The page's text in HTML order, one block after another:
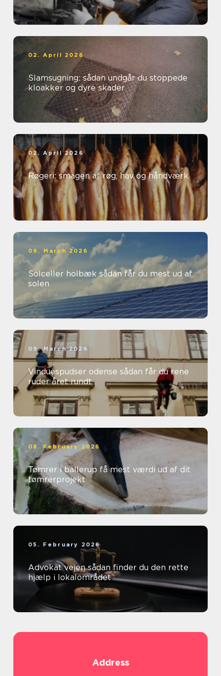
02. April 2026
Slamsugning: sådan undgår du stoppede
kloakker og dyre skader
02. April 2026
Røgeri: smagen af røg, hav og håndværk
09. March 2026
Solceller holbæk sådan får du mest ud af
solen
09. March 2026
Vinduespudser odense sådan får du rene
ruder året rundt
08. February 2026
Tømrer i ballerup få mest værdi ud af dit
tømrerprojekt
05. February 2026
Advokat vejen sådan finder du den rette
hjælp i lokalområdet
Address